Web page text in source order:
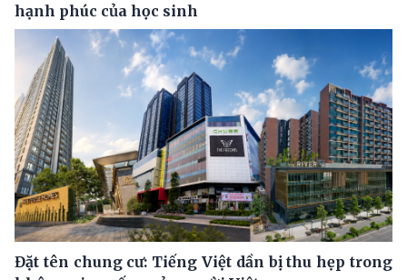
hạnh phúc của học sinh
Đặt tên chung cư: Tiếng Việt dần bị thu hẹp trong